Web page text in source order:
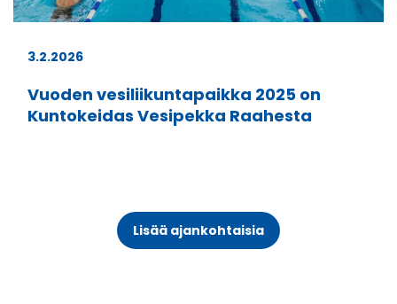
3.2.2026
Vuoden vesiliikuntapaikka 2025 on
Kuntokeidas Vesipekka Raahesta
Lisää ajankohtaisia